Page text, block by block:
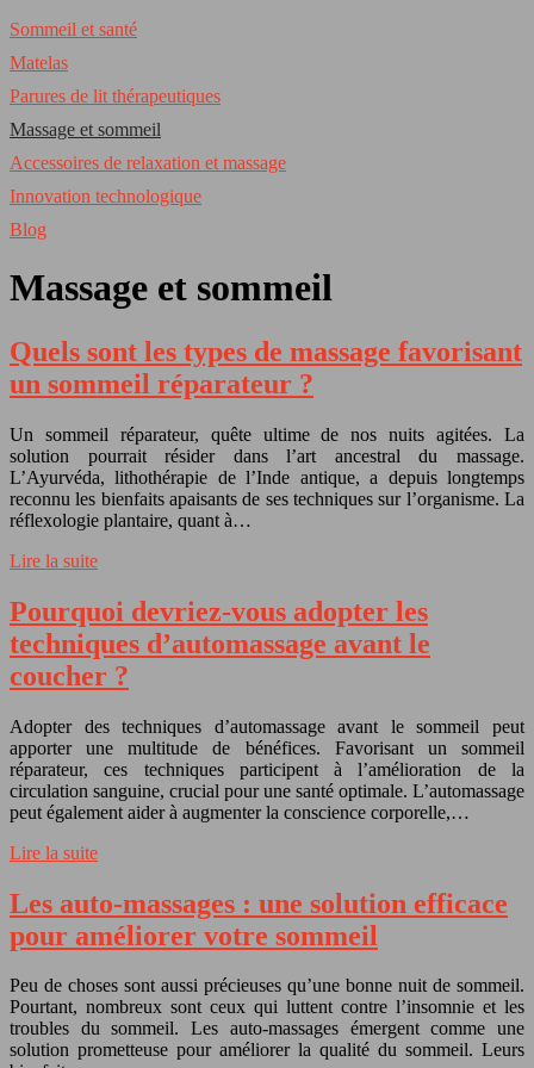
Sommeil et santé
Matelas
Parures de lit thérapeutiques
Massage et sommeil
Accessoires de relaxation et massage
Innovation technologique
Blog
Massage et sommeil
Quels sont les types de massage favorisant
un sommeil réparateur ?
Un sommeil réparateur, quête ultime de nos nuits agitées. La
solution pourrait résider dans l’art ancestral du massage.
L’Ayurvéda, lithothérapie de l’Inde antique, a depuis longtemps
reconnu les bienfaits apaisants de ses techniques sur l’organisme. La
réflexologie plantaire, quant à…
Lire la suite
Pourquoi devriez-vous adopter les
techniques d’automassage avant le
coucher ?
Adopter des techniques d’automassage avant le sommeil peut
apporter une multitude de bénéfices. Favorisant un sommeil
réparateur, ces techniques participent à l’amélioration de la
circulation sanguine, crucial pour une santé optimale. L’automassage
peut également aider à augmenter la conscience corporelle,…
Lire la suite
Les auto-massages : une solution efficace
pour améliorer votre sommeil
Peu de choses sont aussi précieuses qu’une bonne nuit de sommeil.
Pourtant, nombreux sont ceux qui luttent contre l’insomnie et les
troubles du sommeil. Les auto-massages émergent comme une
solution prometteuse pour améliorer la qualité du sommeil. Leurs